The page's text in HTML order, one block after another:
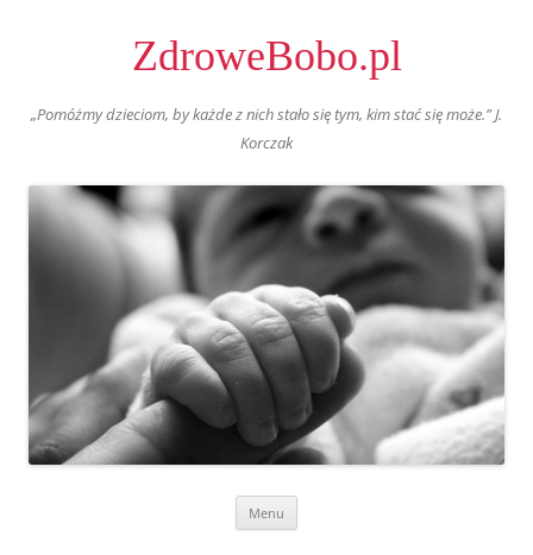
ZdroweBobo.pl
„Pomóżmy dzieciom, by każde z nich stało się tym, kim stać się może.” J.
Korczak
Menu